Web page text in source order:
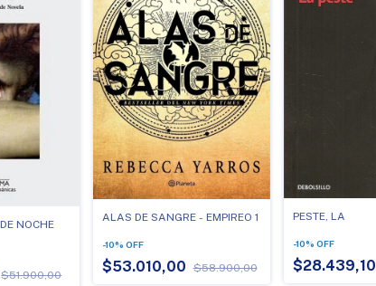
NOCHE
$51.900,00
ALAS DE SANGRE - EMPIREO 1
-10% OFF
$53.010,00 $58.900,00
PESTE, LA
-10% OFF
$28.439,10